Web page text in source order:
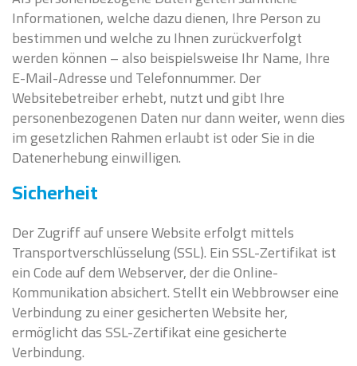
Informationen, welche dazu dienen, Ihre Person zu
bestimmen und welche zu Ihnen zurückverfolgt
werden können – also beispielsweise Ihr Name, Ihre
E-Mail-Adresse und Telefonnummer. Der
Websitebetreiber erhebt, nutzt und gibt Ihre
personenbezogenen Daten nur dann weiter, wenn dies
im gesetzlichen Rahmen erlaubt ist oder Sie in die
Datenerhebung einwilligen.
Sicherheit
Der Zugriff auf unsere Website erfolgt mittels
Transportverschlüsselung (SSL). Ein SSL-Zertifikat ist
ein Code auf dem Webserver, der die Online-
Kommunikation absichert. Stellt ein Webbrowser eine
Verbindung zu einer gesicherten Website her,
ermöglicht das SSL-Zertifikat eine gesicherte
Verbindung.